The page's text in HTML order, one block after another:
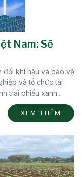
Nam: Sẽ
đổi khí hậu và bảo vệ
và tổ chức tài
trái phiếu xanh...
XEM THÊM